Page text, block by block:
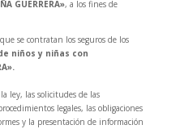
GUERRERA», a los fines de
se contratan los seguros de los
niños y niñas con
ley, las solicitudes de las
legales, las obligaciones
y la presentación de información